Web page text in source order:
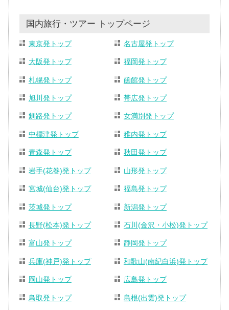
国内旅行・ツアー トップページ
東京発トップ 名古屋発トップ
大阪発トップ 福岡発トップ
札幌発トップ 函館発トップ
旭川発トップ 帯広発トップ
釧路発トップ 女満別発トップ
中標津発トップ 稚内発トップ
青森発トップ 秋田発トップ
岩手(花巻)発トップ 山形発トップ
宮城(仙台)発トップ 福島発トップ
茨城発トップ 新潟発トップ
長野(松本)発トップ 石川(金沢・小松)発トップ
富山発トップ 静岡発トップ
兵庫(神戸)発トップ 和歌山(南紀白浜)発トップ
岡山発トップ 広島発トップ
鳥取発トップ 島根(出雲)発トップ